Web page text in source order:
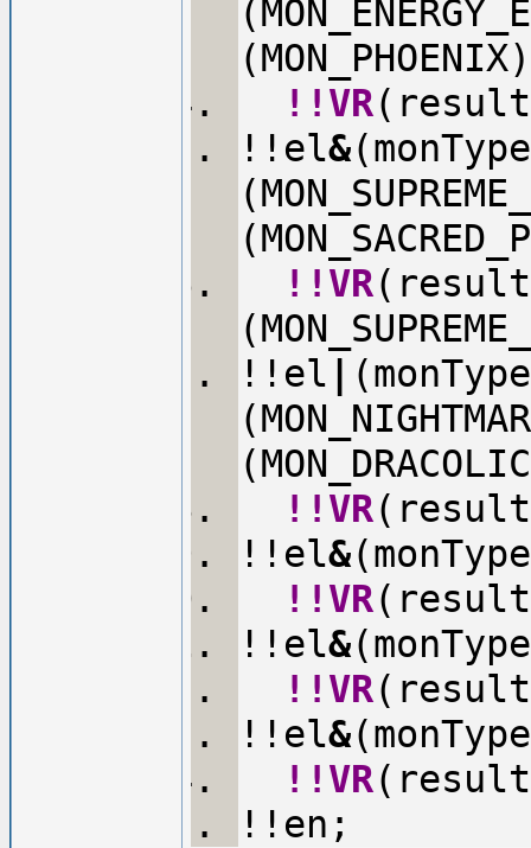
!!VR
!!el&
!!VR
!!el |
!!VR
!!el&
!!VR
!!el&
!!VR
!!el&
!!VR
!!en;